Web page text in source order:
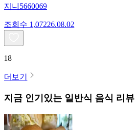
지니5660069
조회수 1,07226.08.02
18
더보기
지금 인기있는 일반식 음식 리뷰